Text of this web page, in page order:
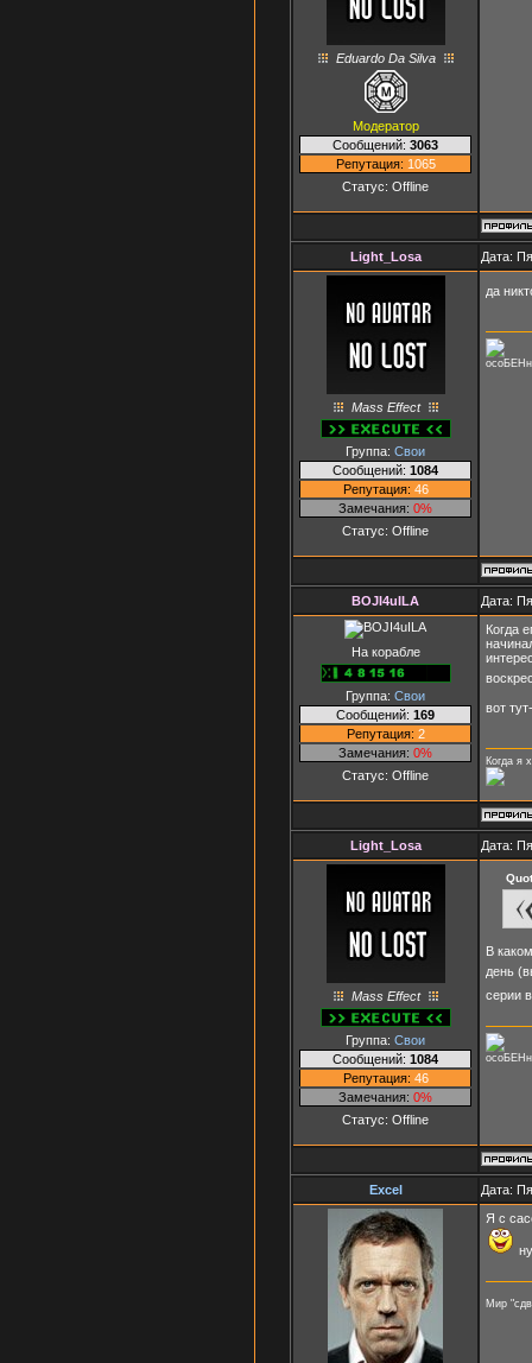
Eduardo Da Silva
Модератор
Сообщений: 3063
Репутация: 1065
Статус: Offline
Light_Losa Дата:
Mass Effect
Группа: Свои
Сообщений: 1084
Репутация: 46
Замечания: 0%
Статус: Offline
да
BOJI4uILA Дата:
На корабле
Группа: Свои
Сообщений: 169
Репутация: 2
Замечания: 0%
Статус: Offline
Когда
вот
Когда я
Light_Losa Дата:
Mass Effect
Группа: Свои
Сообщений: 1084
Репутация: 46
Замечания: 0%
Статус: Offline
В
день
серии
Excel
Дата:
Я с
Мир